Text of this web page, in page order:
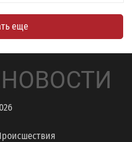
еще
НОВОСТИ